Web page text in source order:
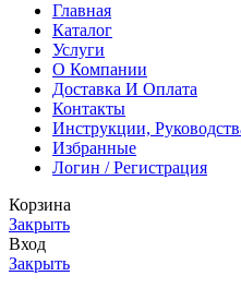
Главная
Каталог
Услуги
О Компании
Доставка И Оплата
Контакты
Инструкции,
Избранные
Логин / Регистрация
Корзина
Закрыть
Вход
Закрыть